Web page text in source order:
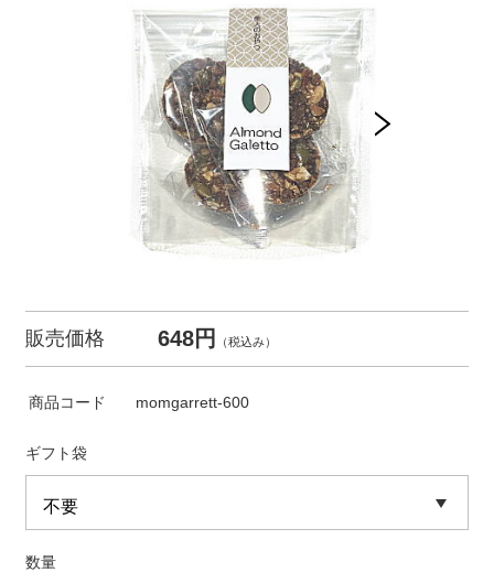
販売価格 648円 （税込み）
商品コード momgarrett-600
ギフト袋
数量